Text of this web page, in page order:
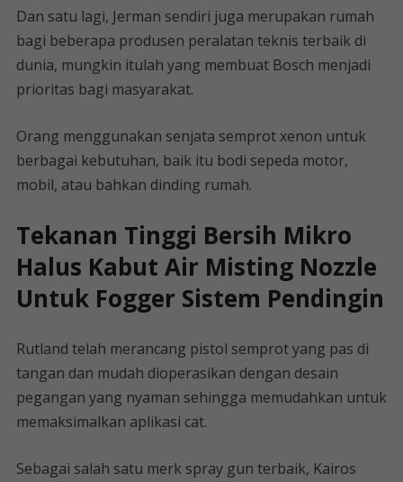
Dan satu lagi, Jerman sendiri juga merupakan rumah
bagi beberapa produsen peralatan teknis terbaik di
dunia, mungkin itulah yang membuat Bosch menjadi
prioritas bagi masyarakat.
Orang menggunakan senjata semprot xenon untuk
berbagai kebutuhan, baik itu bodi sepeda motor,
mobil, atau bahkan dinding rumah.
Tekanan Tinggi Bersih Mikro
Halus Kabut Air Misting Nozzle
Untuk Fogger Sistem Pendingin
Rutland telah merancang pistol semprot yang pas di
tangan dan mudah dioperasikan dengan desain
pegangan yang nyaman sehingga memudahkan untuk
memaksimalkan aplikasi cat.
Sebagai salah satu merk spray gun terbaik, Kairos